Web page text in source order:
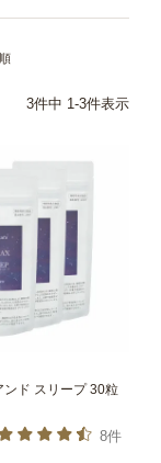
3件中 1-3件表示
ンド スリープ 30粒
8件